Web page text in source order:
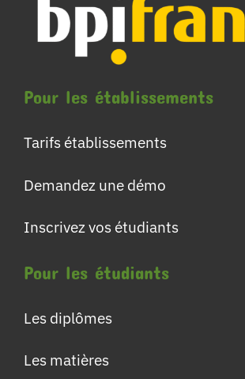
Pour les établissements
Tarifs établissements
Demandez une démo
Inscrivez vos étudiants
Pour les étudiants
Les diplômes
Les matières